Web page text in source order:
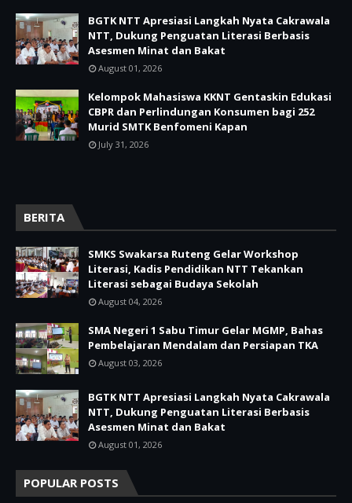
BGTK NTT Apresiasi Langkah Nyata Cakrawala
NTT, Dukung Penguatan Literasi Berbasis
Asesmen Minat dan Bakat
August 01, 2026
Kelompok Mahasiswa KKNT Gentaskin Edukasi
CBPR dan Perlindungan Konsumen bagi 252
Murid SMTK Benfomeni Kapan
July 31, 2026
BERITA
SMKS Swakarsa Ruteng Gelar Workshop
Literasi, Kadis Pendidikan NTT Tekankan
Literasi sebagai Budaya Sekolah
August 04, 2026
SMA Negeri 1 Sabu Timur Gelar MGMP, Bahas
Pembelajaran Mendalam dan Persiapan TKA
August 03, 2026
BGTK NTT Apresiasi Langkah Nyata Cakrawala
NTT, Dukung Penguatan Literasi Berbasis
Asesmen Minat dan Bakat
August 01, 2026
POPULAR POSTS